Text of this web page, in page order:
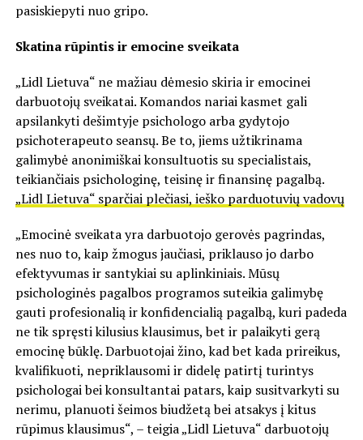
pasiskiepyti nuo gripo.
Skatina rūpintis ir emocine sveikata
„Lidl Lietuva“ ne mažiau dėmesio skiria ir emocinei
darbuotojų sveikatai. Komandos nariai kasmet gali
apsilankyti dešimtyje psichologo arba gydytojo
psichoterapeuto seansų. Be to, jiems užtikrinama
galimybė anonimiškai konsultuotis su specialistais,
teikiančiais psichologinę, teisinę ir finansinę pagalbą.
„Lidl Lietuva“ sparčiai plečiasi, ieško parduotuvių vadovų
„Emocinė sveikata yra darbuotojo gerovės pagrindas,
nes nuo to, kaip žmogus jaučiasi, priklauso jo darbo
efektyvumas ir santykiai su aplinkiniais. Mūsų
psichologinės pagalbos programos suteikia galimybę
gauti profesionalią ir konfidencialią pagalbą, kuri padeda
ne tik spręsti kilusius klausimus, bet ir palaikyti gerą
emocinę būklę. Darbuotojai žino, kad bet kada prireikus,
kvalifikuoti, nepriklausomi ir didelę patirtį turintys
psichologai bei konsultantai patars, kaip susitvarkyti su
nerimu, planuoti šeimos biudžetą bei atsakys į kitus
rūpimus klausimus“, – teigia „Lidl Lietuva“ darbuotojų